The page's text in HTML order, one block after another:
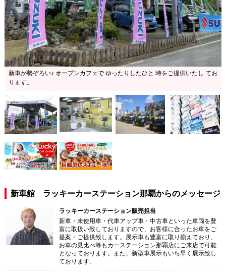
新車が勢ぞろい♪ オープンカフェで ゆったりしたひと 時をご提供いたし てお
ります。
新車館 ラッキーカーステーション那覇からのメッセージ
ラッキーカーステーション販売担当
新車・未使用車・代車アップ車・中古車といった車両を豊
富に取扱い致しておりますので、お客様に合ったお車をご
提案・ご提供致します。展示車も豊富に取り揃えており、
お車の見比べ等もカーステーション那覇店にご来店で可能
となっております。また、新型車展示もいち早く展示致し
ております。